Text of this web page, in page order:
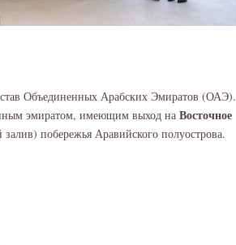
Объединенных Арабских Эмиратов (ОАЭ).
эмиратом, имеющим выход на Восточное
побережья Аравийского полуострова.